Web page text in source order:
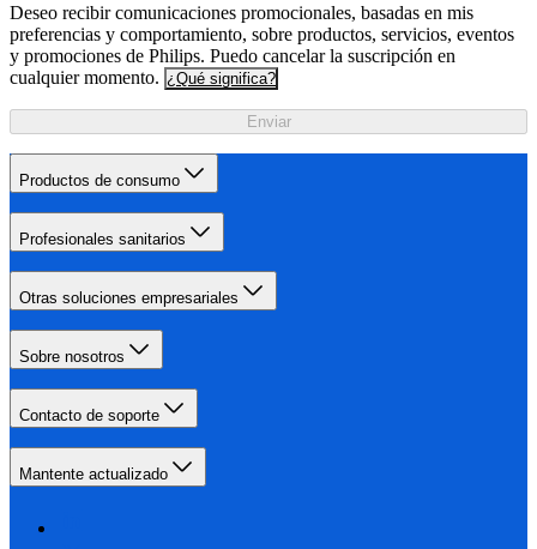
Deseo recibir comunicaciones promocionales, basadas en mis
preferencias y comportamiento, sobre productos, servicios, eventos
y promociones de Philips. Puedo cancelar la suscripción en
cualquier momento. ¿Qué significa?
Enviar
Productos de consumo
Profesionales sanitarios
Otras soluciones empresariales
Sobre nosotros
Contacto de soporte
Mantente actualizado